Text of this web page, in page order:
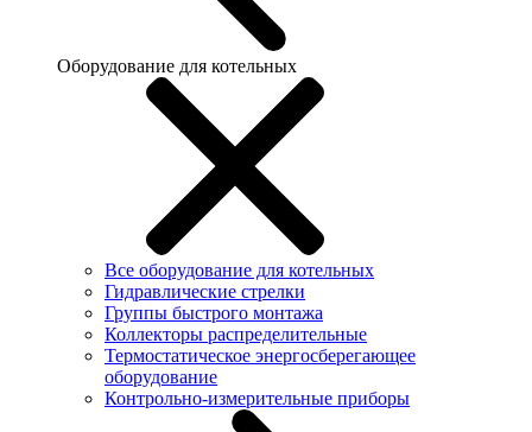
Оборудование для котельных
Все оборудование для котельных
Гидравлические стрелки
Группы быстрого монтажа
Коллекторы распределительные
Термостатическое энергосберегающее
оборудование
Контрольно-измерительные приборы